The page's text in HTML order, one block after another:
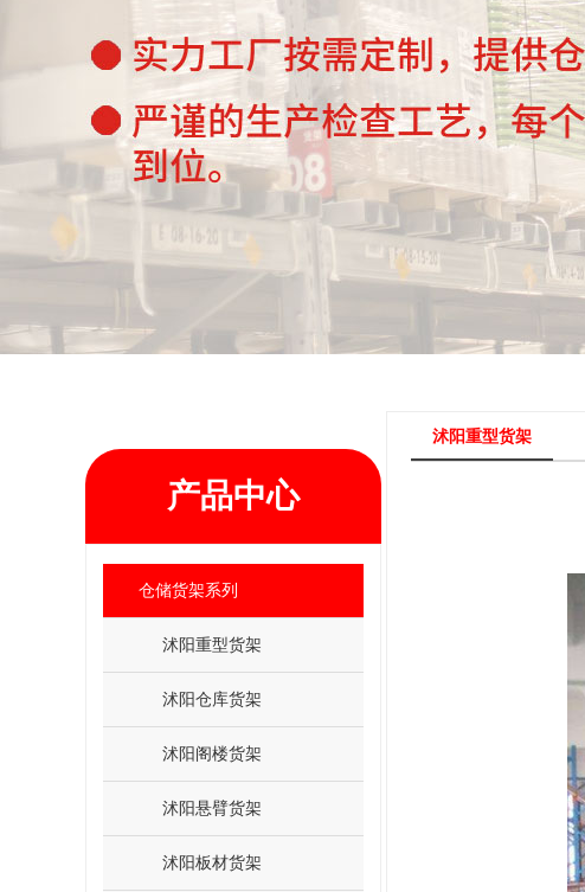
产品中心
仓储货架系列
沭阳重型货架
沭阳仓库货架
沭阳阁楼货架
沭阳悬臂货架
沭阳板材货架
沭阳重型货架